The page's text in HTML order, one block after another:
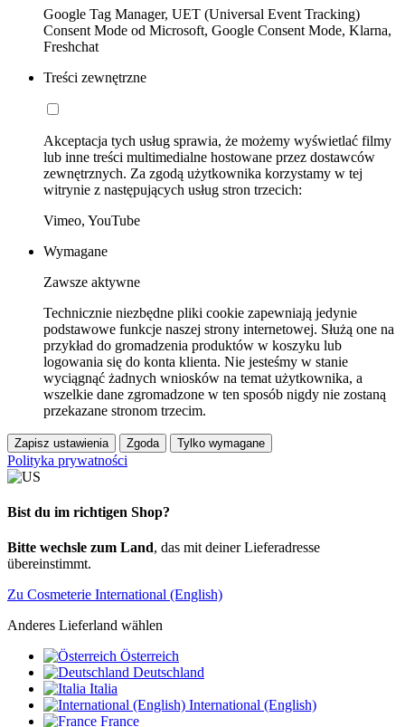
Google Tag Manager, UET (Universal Event Tracking)
Consent Mode od Microsoft, Google Consent Mode, Klarna,
Freshchat
Treści zewnętrzne
Akceptacja tych usług sprawia, że możemy wyświetlać filmy
lub inne treści multimedialne hostowane przez dostawców
zewnętrznych. Za zgodą użytkownika korzystamy w tej
witrynie z następujących usług stron trzecich:
Vimeo, YouTube
Wymagane
Zawsze aktywne
Technicznie niezbędne pliki cookie zapewniają jedynie
podstawowe funkcje naszej strony internetowej. Służą one na
przykład do gromadzenia produktów w koszyku lub
logowania się do konta klienta. Nie jesteśmy w stanie
wyciągnąć żadnych wniosków na temat użytkownika, a
wszelkie dane zgromadzone w ten sposób nigdy nie zostaną
przekazane stronom trzecim.
Zapisz ustawienia Zgoda Tylko wymagane
Polityka prywatności
Bist du im richtigen Shop?
Bitte wechsle zum Land, das mit deiner Lieferadresse
übereinstimmt.
Zu Cosmeterie International (English)
Anderes Lieferland wählen
Österreich
Deutschland
Italia
International (English)
France